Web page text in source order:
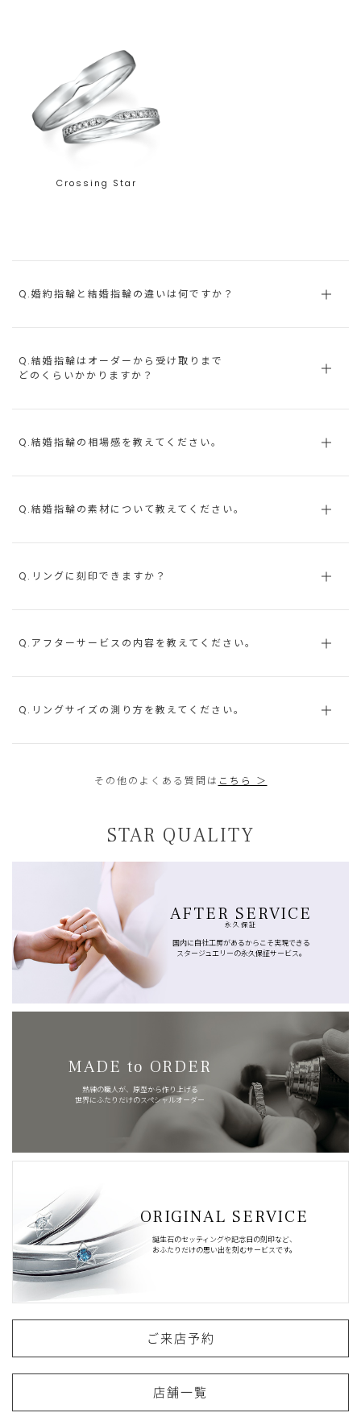
Crossing Star
Q.婚約指輪と結婚指輪の違いは何ですか？
Q.結婚指輪はオーダーから受け取りまで
どのくらいかかりますか？
Q.結婚指輪の相場感を教えてください。
Q.結婚指輪の素材について教えてください。
Q.リングに刻印できますか？
Q.アフターサービスの内容を教えてください。
Q.リングサイズの測り方を教えてください。
その他のよくある質問は こちら ＞
STAR QUALITY
AFTER SERVICE
永久保証
国内に自社工房があるからこそ実現できる
スタージュエリーの永久保証サービス。
MADE to ORDER
熟練の職人が、原型から作り上げる
世界にふたりだけのスペシャルオーダー
ORIGINAL SERVICE
誕生石のセッティングや記念日の刻印など、
おふたりだけの思い出を刻むサービスです。
ご来店予約
店舗一覧